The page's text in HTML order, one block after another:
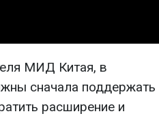
МИД Китая, в
сначала поддержать
расширение и